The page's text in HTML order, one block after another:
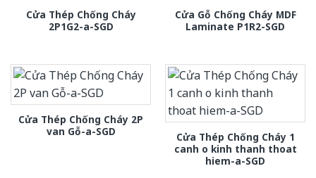
Cửa Thép Chống Cháy
2P1G2-a-SGD
Cửa Gỗ Chống Cháy MDF
Laminate P1R2-SGD
Cửa Thép Chống Cháy 2P
van Gỗ-a-SGD
Cửa Thép Chống Cháy 1
canh o kinh thanh thoat
hiem-a-SGD